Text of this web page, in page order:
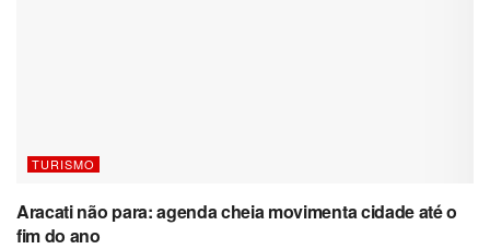
TURISMO
Aracati não para: agenda cheia movimenta cidade até o
fim do ano